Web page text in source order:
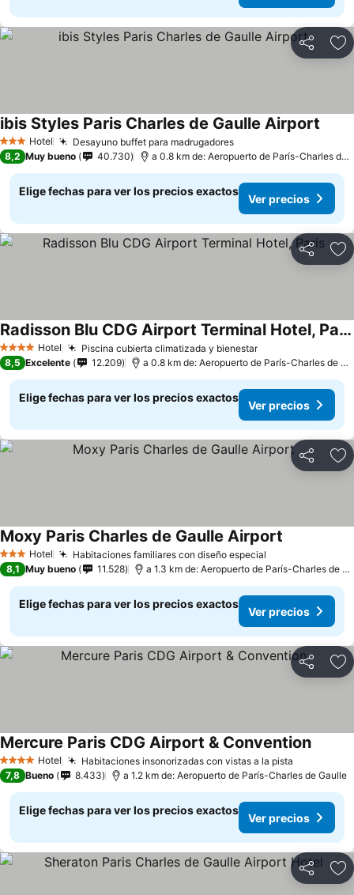
Compartir
3 Estrellas
Hotel Desayuno buffet para madrugadores
ibis Styles Paris Charles de Gaulle Airport
8,2 Muy bueno 40.730 a 0.8 km de: Aeropuerto de París-Charles de Gaulle
Elige fechas para ver los precios exactos
Ver precios
Compartir
4 EstrellasHotel Piscina cubierta climatizada y bienestar
Radisson Blu CDG Airport Terminal Hotel, Paris
8,5 Excelente 12.209 a 0.8 km de: Aeropuerto de París-Charles de Gaulle
Elige fechas para ver los precios exactos
Ver precios
Compartir
3 Estrellas
Hotel Habitaciones familiares con diseño especial
Moxy Paris Charles de Gaulle Airport
8,1 Muy bueno 11.528 a 1.3 km de: Aeropuerto de París-Charles de Gaulle
Elige fechas para ver los precios exactos
Ver precios
Compartir
4 EstrellasHotel Habitaciones insonorizadas con vistas a la pista
Mercure Paris CDG Airport & Convention
7,8 Bueno 8.433 a 1.2 km de: Aeropuerto de París-Charles de Gaulle
Elige fechas para ver los precios exactos
Ver precios
Compartir